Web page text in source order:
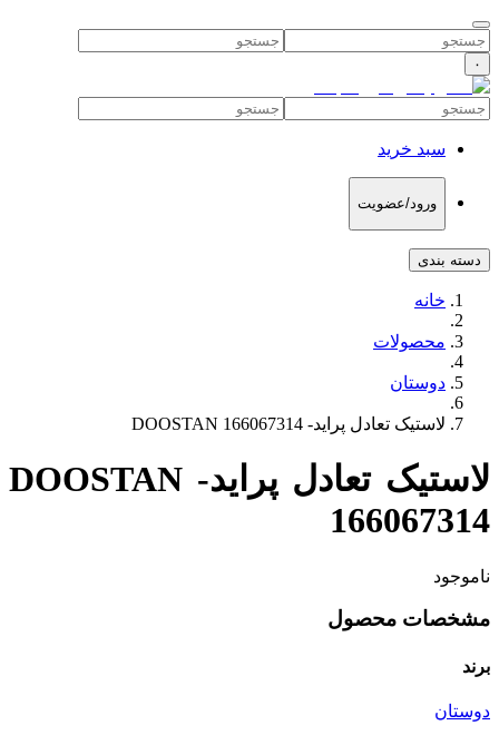
۰
سبد خرید
ورود/عضویت
دسته بندی
خانه
محصولات
دوستان
لاستیک تعادل پراید- DOOSTAN 166067314
لاستیک تعادل پراید- DOOSTAN
166067314
ناموجود
مشخصات محصول
برند
دوستان